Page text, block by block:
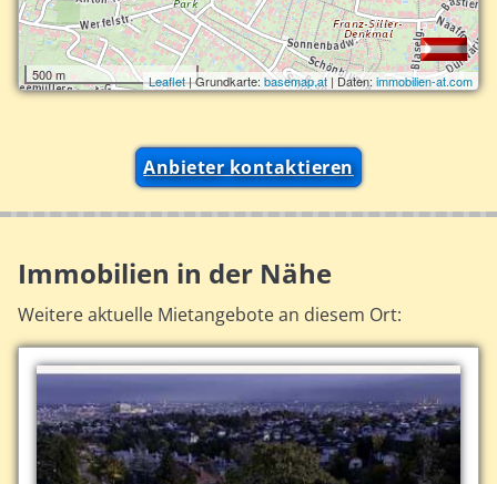
500 m Leaflet| Grundkarte:basemap.at| Daten:immobilien-at.com
Anbieter kontaktieren
Immobilien in der Nähe
Weitere aktuelle Mietangebote an diesem Ort: